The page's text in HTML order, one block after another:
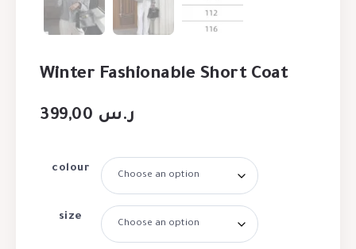
Winter Fashionable Short Coat
ر.س
colour
size